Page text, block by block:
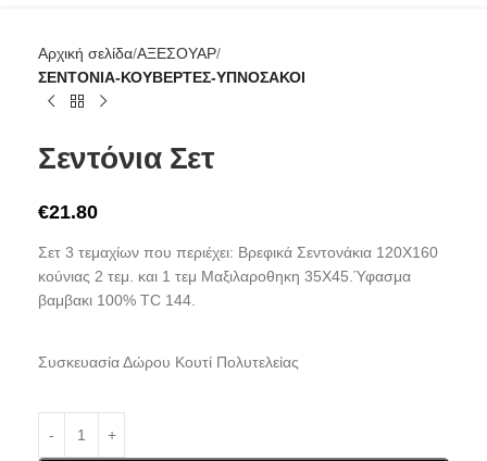
Αρχική σελίδα ΑΞΕΣΟΥΑΡ
ΣΕΝΤΟΝΙΑ-ΚΟΥΒΕΡΤΕΣ-ΥΠΝΟΣΑΚΟΙ
Σεντόνια Σετ
€21.80
Σετ 3 τεμαχίων που περιέχει: Βρεφικά Σεντονάκια 120Χ160
κούνιας 2 τεμ. και 1 τεμ Μαξιλαροθηκη 35Χ45.Ύφασμα
βαμβακι 100% TC 144.
Συσκευασία Δώρου Κουτί Πολυτελείας